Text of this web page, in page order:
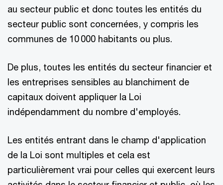
au secteur public et donc toutes les entités du
secteur public sont concernées, y compris les
communes de 10 000 habitants ou plus.
De plus, toutes les entités du secteur financier et
les entreprises sensibles au blanchiment de
capitaux doivent appliquer la Loi
indépendamment du nombre d'employés.
Les entités entrant dans le champ d'application
de la Loi sont multiples et cela est
particulièrement vrai pour celles qui exercent leurs